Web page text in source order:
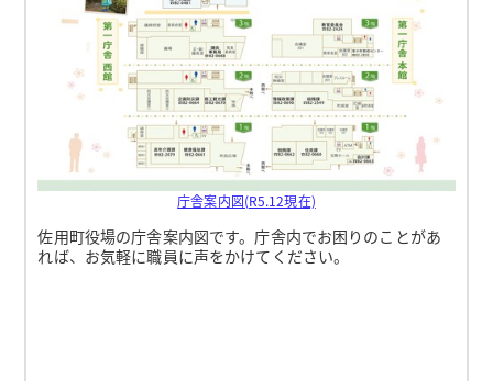
庁舎案内図(R5.12現在)
佐用町役場の庁舎案内図です。庁舎内でお困りのことがあ
れば、お気軽に職員に声をかけてください。